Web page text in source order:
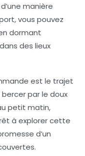
manière
vous pouvez
dormant
des lieux
est le trajet
bercer par le doux
petit matin,
à explorer cette
d’un